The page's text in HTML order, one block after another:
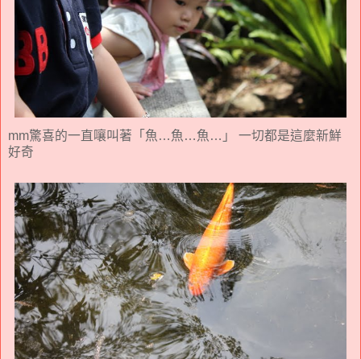
mm驚喜的一直嚷叫著「魚…魚…魚…」 一切都是這麼新鮮
好奇